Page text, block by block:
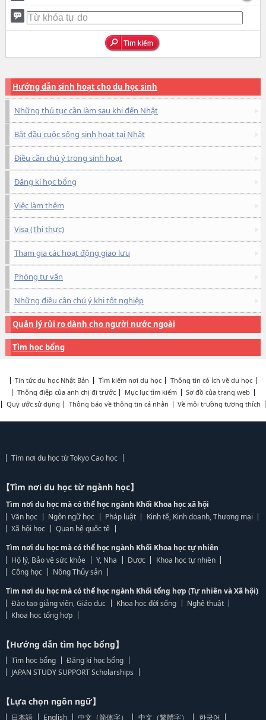
Hướng dẫn sinh hoạt cho du học sinh
Những thủ tục cần làm sau khi đến Nhật
Bắt đầu cuộc sống sinh hoạt tại Nhật
Điều cần chú ý trong sinh hoạt
Đăng kí học bổng
Việc làm thêm
Visa (Thị thực)
Tham gia các hoạt động giao lưu
Phòng tư vấn
Những điều cần chú ý khi tốt nghiệp
Quản lý rủi ro dành cho người nước ngoài
Tìm học bổng
Tin tức du học Nhật Bản Tìm kiếm nơi du học
Thông tin có ích về du học
Thông điệp của anh chị đi trước
Mục lục tìm kiếm
Sơ đồ của trang web
Quy ước sử dụng
Thông báo về thông tin cá nhân Về môi trường tương thích
Tìm nơi du học từ Tokyo Cao học
【Tìm nơi du học từ ngành học】
Tìm nơi du học mà có thể học ngành Khối Khoa học xã hội
Văn học
Ngôn ngữ học Pháp luật
Kinh tế, Kinh doanh, Thương mại
Xã hội học
Quan hệ quốc tế
Tìm nơi du học mà có thể học ngành Khối Khoa học tự nhiên
Hộ lý, Bảo vệ sức khỏe
Y, Nha Dược
Khoa học tự nhiên
Công học
Nông Thủy sản
Tìm nơi du học mà có thể học ngành Khối tổng hợp (Tự nhiên và Xã hội)
Đào tạo giảng viên, Giáo dục
Khoa học đời sống
Nghệ thuật
Khoa học tổng hợp
【Hướng dẫn tìm học bổng】
Tìm học bổng
Đăng kí học bổng
JAPAN STUDY SUPPORT Scholarships
【Lựa chọn ngôn ngữ】
日本語 English 中文（简体字） 中文（繁體字） 한국어